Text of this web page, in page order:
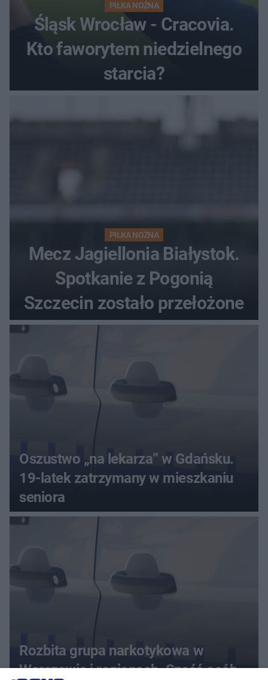
PIŁKA NOŻNA
Śląsk Wrocław - Cracovia.
Kto faworytem niedzielnego
starcia?
PIŁKA NOŻNA
Mecz Jagiellonia Białystok.
Spotkanie z Pogonią
Szczecin zostało przełożone
Oszustwo „na lekarza” w Gdańsku.
19-latek zatrzymany w mieszkaniu
seniora
Rozbita grupa narkotykowa w
Warszawie i regionach. Sześć osób